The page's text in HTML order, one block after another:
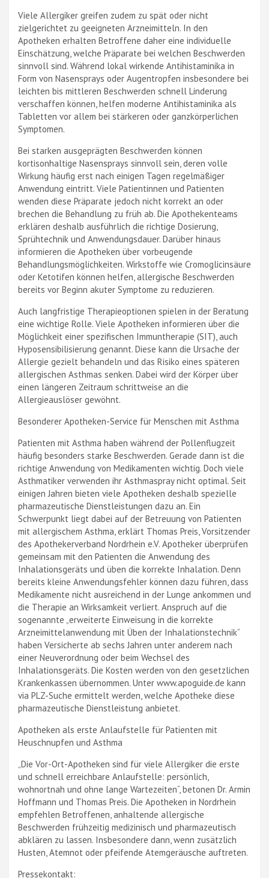
Viele Allergiker greifen zudem zu spät oder nicht
zielgerichtet zu geeigneten Arzneimitteln. In den
Apotheken erhalten Betroffene daher eine individuelle
Einschätzung, welche Präparate bei welchen Beschwerden
sinnvoll sind. Während lokal wirkende Antihistaminika in
Form von Nasensprays oder Augentropfen insbesondere bei
leichten bis mittleren Beschwerden schnell Linderung
verschaffen können, helfen moderne Antihistaminika als
Tabletten vor allem bei stärkeren oder ganzkörperlichen
Symptomen.
Bei starken ausgeprägten Beschwerden können
kortisonhaltige Nasensprays sinnvoll sein, deren volle
Wirkung häufig erst nach einigen Tagen regelmäßiger
Anwendung eintritt. Viele Patientinnen und Patienten
wenden diese Präparate jedoch nicht korrekt an oder
brechen die Behandlung zu früh ab. Die Apothekenteams
erklären deshalb ausführlich die richtige Dosierung,
Sprühtechnik und Anwendungsdauer. Darüber hinaus
informieren die Apotheken über vorbeugende
Behandlungsmöglichkeiten. Wirkstoffe wie Cromoglicinsäure
oder Ketotifen können helfen, allergische Beschwerden
bereits vor Beginn akuter Symptome zu reduzieren.
Auch langfristige Therapieoptionen spielen in der Beratung
eine wichtige Rolle. Viele Apotheken informieren über die
Möglichkeit einer spezifischen Immuntherapie (SIT), auch
Hyposensibilisierung genannt. Diese kann die Ursache der
Allergie gezielt behandeln und das Risiko eines späteren
allergischen Asthmas senken. Dabei wird der Körper über
einen längeren Zeitraum schrittweise an die
Allergieauslöser gewöhnt.
Besonderer Apotheken-Service für Menschen mit Asthma
Patienten mit Asthma haben während der Pollenflugzeit
häufig besonders starke Beschwerden. Gerade dann ist die
richtige Anwendung von Medikamenten wichtig. Doch viele
Asthmatiker verwenden ihr Asthmaspray nicht optimal. Seit
einigen Jahren bieten viele Apotheken deshalb spezielle
pharmazeutische Dienstleistungen dazu an. Ein
Schwerpunkt liegt dabei auf der Betreuung von Patienten
mit allergischem Asthma, erklärt Thomas Preis, Vorsitzender
des Apothekerverband Nordrhein e.V. Apotheker überprüfen
gemeinsam mit den Patienten die Anwendung des
Inhalationsgeräts und üben die korrekte Inhalation. Denn
bereits kleine Anwendungsfehler können dazu führen, dass
Medikamente nicht ausreichend in der Lunge ankommen und
die Therapie an Wirksamkeit verliert. Anspruch auf die
sogenannte „erweiterte Einweisung in die korrekte
Arzneimittelanwendung mit Üben der Inhalationstechnik“
haben Versicherte ab sechs Jahren unter anderem nach
einer Neuverordnung oder beim Wechsel des
Inhalationsgeräts. Die Kosten werden von den gesetzlichen
Krankenkassen übernommen. Unter www.apoguide.de kann
via PLZ-Suche ermittelt werden, welche Apotheke diese
pharmazeutische Dienstleistung anbietet.
Apotheken als erste Anlaufstelle für Patienten mit
Heuschnupfen und Asthma
„Die Vor-Ort-Apotheken sind für viele Allergiker die erste
und schnell erreichbare Anlaufstelle: persönlich,
wohnortnah und ohne lange Wartezeiten“, betonen Dr. Armin
Hoffmann und Thomas Preis. Die Apotheken in Nordrhein
empfehlen Betroffenen, anhaltende allergische
Beschwerden frühzeitig medizinisch und pharmazeutisch
abklären zu lassen. Insbesondere dann, wenn zusätzlich
Husten, Atemnot oder pfeifende Atemgeräusche auftreten.
Pressekontakt: